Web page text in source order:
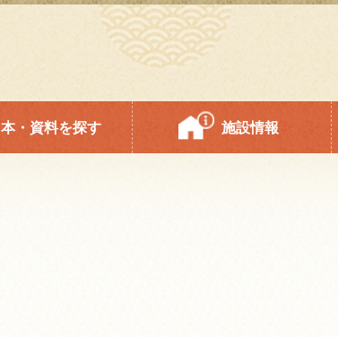
本・資料を探す 施設情報